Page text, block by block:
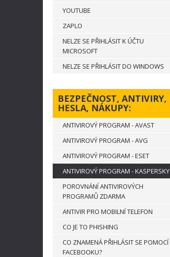
YOUTUBE
ZAPLO
NELZE SE PŘIHLÁSIT K ÚČTU
MICROSOFT
NELZE SE PŘIHLÁSIT DO WINDOWS
BEZPEČNOST, ANTIVIRY,
HESLA, NÁKUPY:
ANTIVIROVÝ PROGRAM - AVAST
ANTIVIROVÝ PROGRAM - AVG
ANTIVIROVÝ PROGRAM - ESET
ANTIVIROVÝ PROGRAM - KASPERSKY
POROVNÁNÍ ANTIVIROVÝCH
PROGRAMŮ ZDARMA
ANTIVIR PRO MOBILNÍ TELEFON
CO JE TO PHISHING
CO ZNAMENÁ PŘIHLÁSIT SE POMOCÍ
FACEBOOKU?